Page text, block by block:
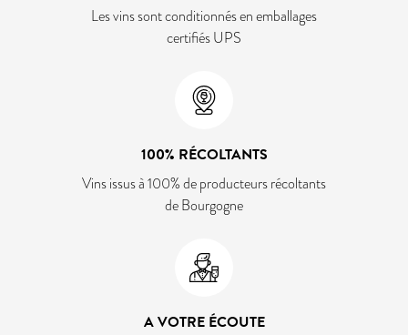
Les vins sont conditionnés en emballages
certifiés UPS
100% RÉCOLTANTS
Vins issus à 100% de producteurs récoltants
de Bourgogne
A VOTRE ÉCOUTE